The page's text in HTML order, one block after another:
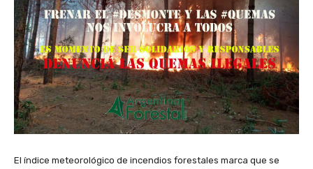
El índice meteorológico de incendios forestales marca que se